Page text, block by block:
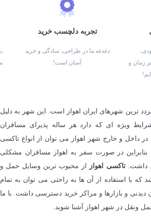
زمان و
تجربه دلچسب خرید
دغدغه ما در طراحی، سادگی و خرید
آسان است!
ترین شهرهای ایران اهواز است. این شهر به دلیل
ویژه ای که دارد هر ساله پذیرای مسافران
داخل و خارج شهر اهواز می توان از انواع تاکسی
بنابراین در صورت سفر به اهواز مسافران مشکلی
داشت.تاکسی اهواز
از محبوب ترین وسایل حمل و
که با استفاده از آن ها به راحتی می توان به تمام
دیدنی و بازارها و مراکز خرید دسترسی داشت. با ما
حمل ونقل در شهر اهواز آشنا شوید.